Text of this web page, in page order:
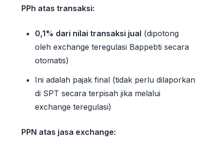
PPh atas transaksi:
0,1% dari nilai transaksi jual (dipotong
oleh exchange teregulasi Bappebti secara
otomatis)
Ini adalah pajak final (tidak perlu dilaporkan
di SPT secara terpisah jika melalui
exchange teregulasi)
PPN atas jasa exchange: